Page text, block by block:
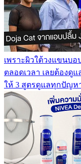
เพราะผิวใต้วงแขนบ
ตลอดเวลา เลยต้องดูแ
ให้ 3 สูตรดูแลทุกปัญห